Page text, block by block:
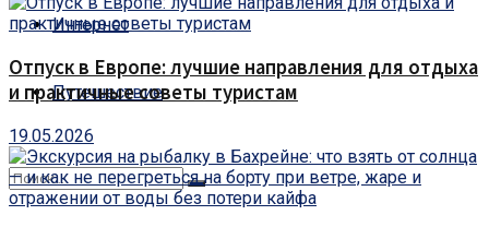
Интернет
Путешествие
Отпуск в Европе: лучшие направления для отдыха
и практичные советы туристам
19.05.2026